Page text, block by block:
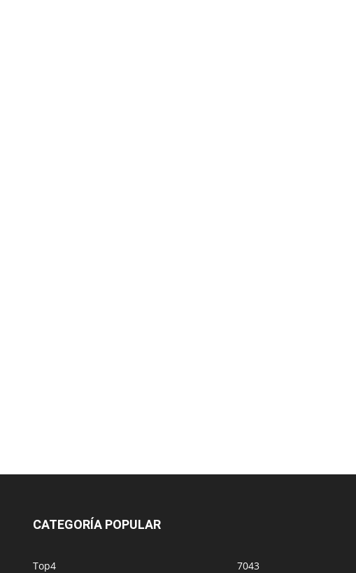
CATEGORÍA POPULAR
Top4
7043